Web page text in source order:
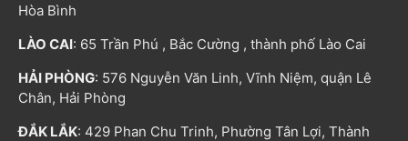
Hòa Bình
LÀO CAI: 65 Trần Phú , Bắc Cường , thành phố Lào Cai
HẢI PHÒNG: 576 Nguyễn Văn Linh, Vĩnh Niệm, quận Lê
Chân, Hải Phòng
ĐẮK LẮK: 429 Phan Chu Trinh, Phường Tân Lợi, Thành